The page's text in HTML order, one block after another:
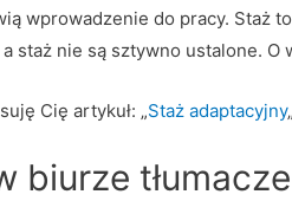
wprowadzenie do pracy. Staż
staż nie są sztywno ustalone.
Cię artykuł: „Staż adaptacyjny
biurze